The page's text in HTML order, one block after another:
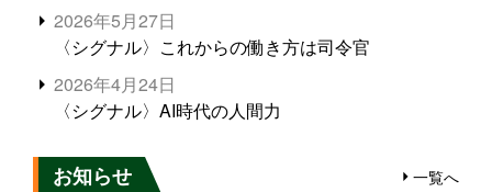
2026年5月27日
〈シグナル〉これからの働き方は司令官
2026年4月24日
〈シグナル〉AI時代の人間力
お知らせ 一覧へ